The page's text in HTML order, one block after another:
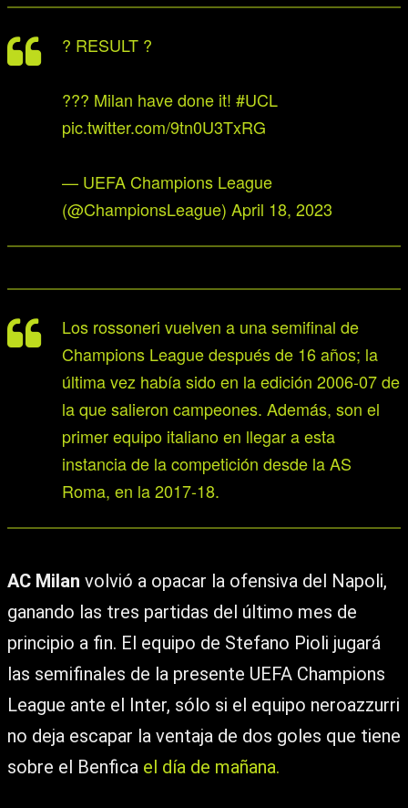
? RESULT ?
??? Milan have done it! #UCL
pic.twitter.com/9tn0U3TxRG
— UEFA Champions League
(@ChampionsLeague) April 18, 2023
Los rossoneri vuelven a una semifinal de
Champions League después de 16 años; la
última vez había sido en la edición 2006-07 de
la que salieron campeones. Además, son el
primer equipo italiano en llegar a esta
instancia de la competición desde la AS
Roma, en la 2017-18.
AC Milan volvió a opacar la ofensiva del Napoli,
ganando las tres partidas del último mes de
principio a fin. El equipo de Stefano Pioli jugará
las semifinales de la presente UEFA Champions
League ante el Inter, sólo si el equipo neroazzurri
no deja escapar la ventaja de dos goles que tiene
sobre el Benfica el día de mañana.